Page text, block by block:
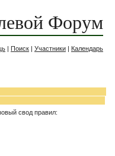
Форум
| Поиск | Участники | Календарь
свод правил: